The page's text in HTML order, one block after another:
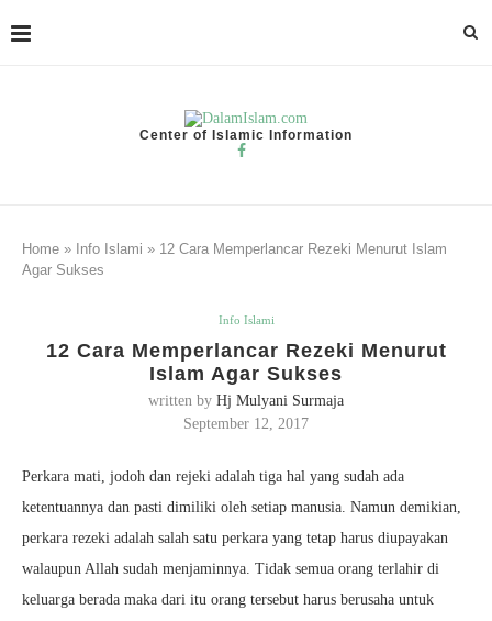
Center of Islamic Information
Home » Info Islami » 12 Cara Memperlancar Rezeki Menurut Islam
Agar Sukses
Info Islami
12 Cara Memperlancar Rezeki Menurut
Islam Agar Sukses
written by Hj Mulyani Surmaja
September 12, 2017
Perkara mati, jodoh dan rejeki adalah tiga hal yang sudah ada
ketentuannya dan pasti dimiliki oleh setiap manusia. Namun demikian,
perkara rezeki adalah salah satu perkara yang tetap harus diupayakan
walaupun Allah sudah menjaminnya. Tidak semua orang terlahir di
keluarga berada maka dari itu orang tersebut harus berusaha untuk